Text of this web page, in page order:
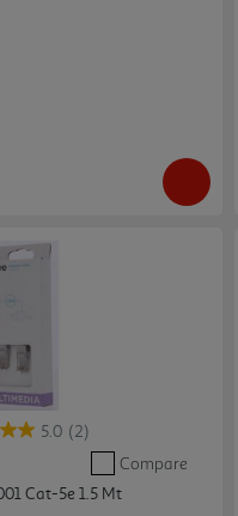
5.0 (2)
Compare
Cat-5e 1.5 Mt